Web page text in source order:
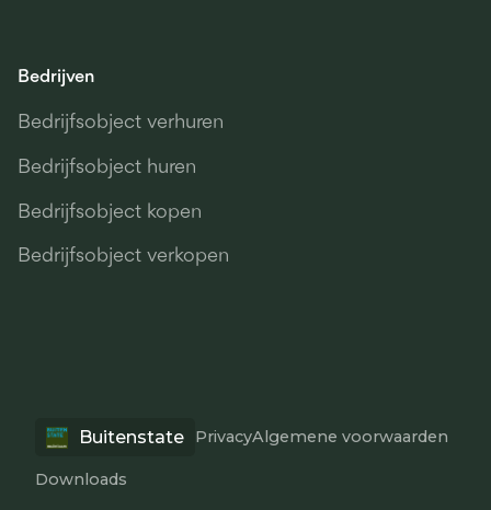
Bedrijven
Bedrijfsobject verhuren
Bedrijfsobject huren
Bedrijfsobject kopen
Bedrijfsobject verkopen
Buitenstate PrivacyAlgemene voorwaarden
Downloads